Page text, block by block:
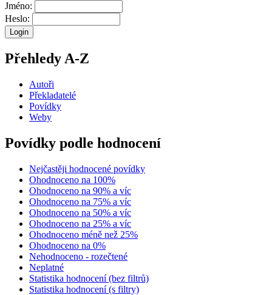
Jméno:
Heslo:
Přehledy A-Z
Autoři
Překladatelé
Povídky
Weby
Povídky podle hodnocení
Nejčastěji hodnocené povídky
Ohodnoceno na 100%
Ohodnoceno na 90% a víc
Ohodnoceno na 75% a víc
Ohodnoceno na 50% a víc
Ohodnoceno na 25% a víc
Ohodnoceno méně než 25%
Ohodnoceno na 0%
Nehodnoceno - rozečtené
Neplatné
Statistika hodnocení (bez filtrů)
Statistika hodnocení (s filtry)